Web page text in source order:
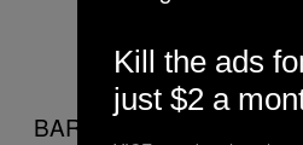
BARDIN
Kill the ads
just $2 a